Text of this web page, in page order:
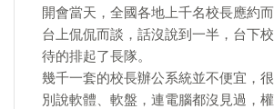
開會當天，全國各地上千名校長應約
台上侃侃而談，話沒說到一半，台下
待的排起了長隊。
幾千一套的校長辦公系統並不便宜，
別說軟體、軟盤，連電腦都沒見過，